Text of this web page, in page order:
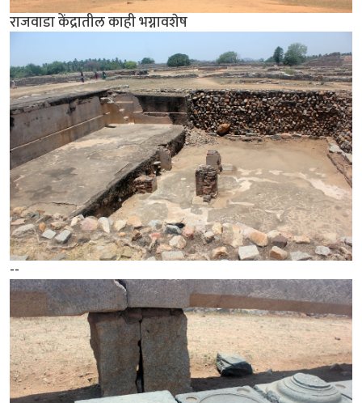
राजवाडा केंद्रातील काही भग्नावशेष
--